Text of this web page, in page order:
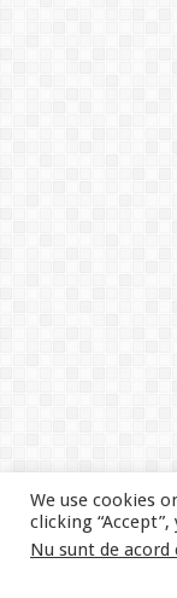
We use cookies
clicking
Nu sunt de